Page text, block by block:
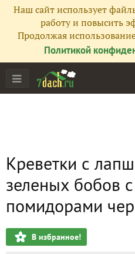
Наш сайт использует
работу и повысить
Продолжая
Политикой
Креветки с
зеленых бобов
помидорами
В избранное!